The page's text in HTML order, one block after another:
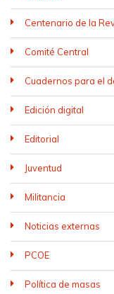
Centenario de la
Comité Central
Cuadernos para el
Edición digital
Editorial
Juventud
Militancia
Noticias externas
PCOE
Política de masas